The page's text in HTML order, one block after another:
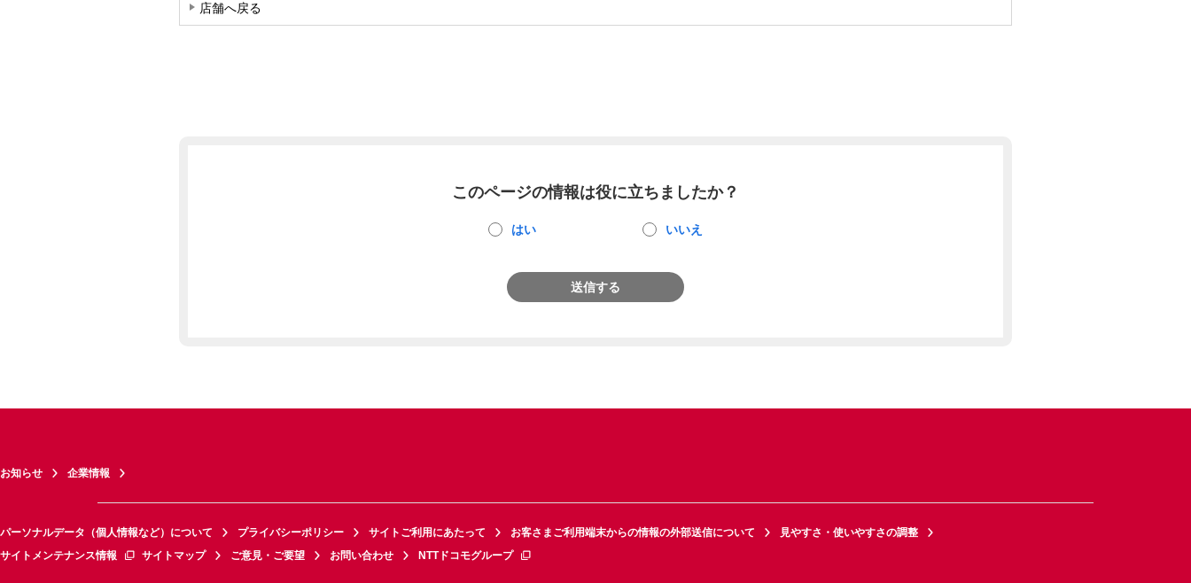
店舗へ戻る
このページの情報は役に立ちましたか？
はい いいえ
送信する
お知らせ 企業情報
パーソナルデータ（個人情報など）について プライバシーポリシー サイトご利用にあたって お客さまご利用端末からの情報の外部送信について
見やすさ・使いやすさの調整
サイトメンテナンス情報
サイトマップ ご意見・ご要望 お問い合わせ NTTドコモグループ